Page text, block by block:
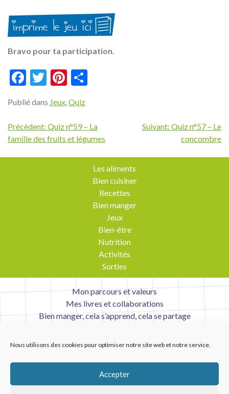
Nous utilisons des cookies pour optimiser notre site web et notre service.
Accepter
Bravo pour ta participation.
Facebook
TwitterPinterest
Publié dans Jeux Quiz
Navigation
de
l’article
Précédent: Quiz n°59 – La
famille des fruits et légumes
Suivant: Quiz n°57 – Le
concombre
Les aliments
Bien cuisiner
Recettes
Bien manger
Jeux
Bien-être
Nutrition
Activités
Sorties
Mon parcours et valeurs
Mes livres et collaborations
Bien manger, cela s’apprend, cela se partage